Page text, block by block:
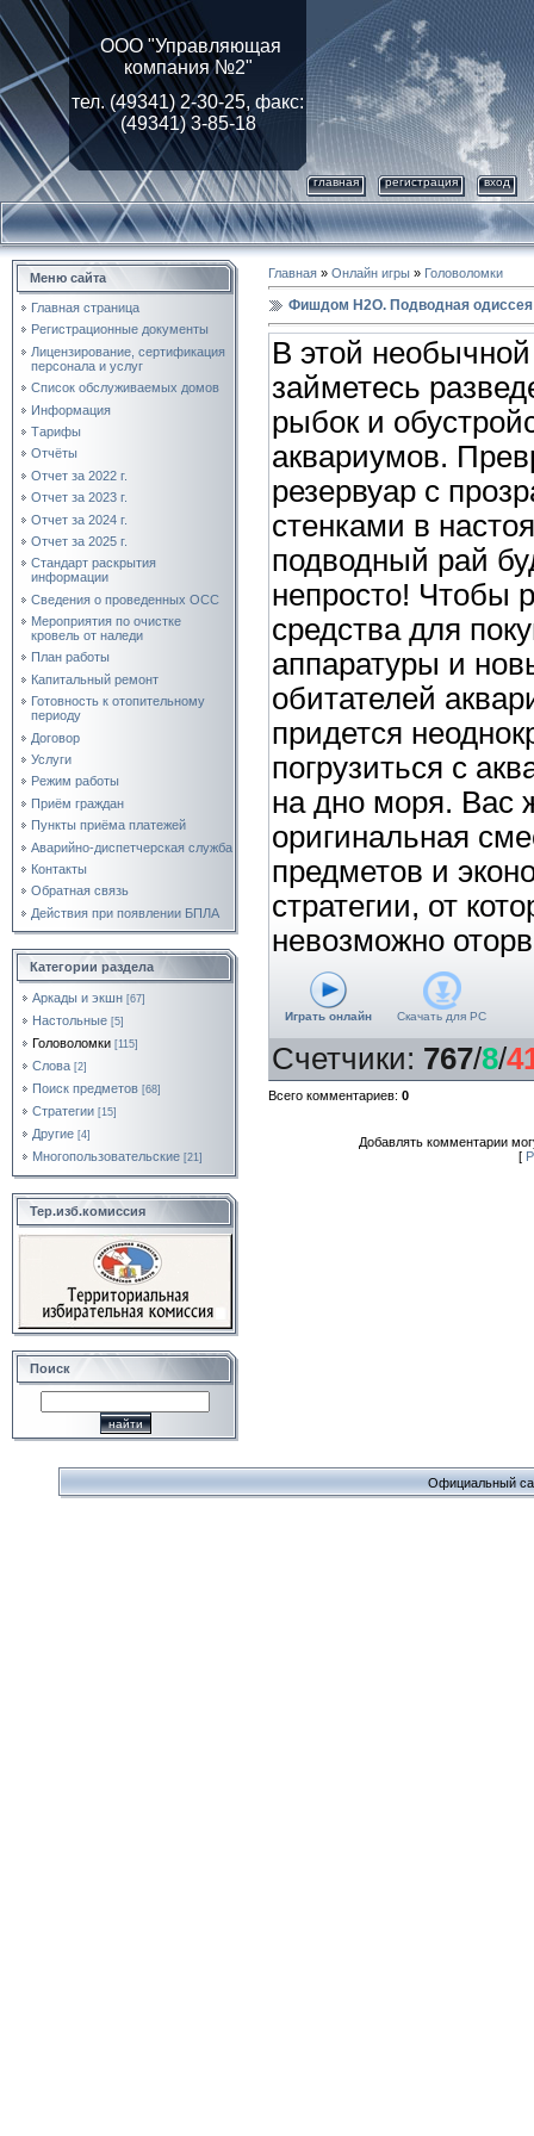
ООО "Управляющая
компания №2"
тел. (49341) 2-30-25, факс:
(49341) 3-85-18
главная регистрация вход
Меню сайта
Главная страница
Регистрационные документы
Лицензирование, cертификация
персонала и услуг
Список обслуживаемых домов
Информация
Тарифы
Отчёты
Отчет за 2022 г.
Отчет за 2023 г.
Отчет за 2024 г.
Отчет за 2025 г.
Стандарт раскрытия
информации
Сведения о проведенных ОСС
Мероприятия по очистке
кровель от наледи
План работы
Капитальный ремонт
Готовность к отопительному
периоду
Договор
Услуги
Режим работы
Приём граждан
Пункты приёма платежей
Аварийно-диспетчерская служба
Контакты
Обратная связь
Действия при появлении БПЛА
Категории раздела
Аркады и экшн [67]
Настольные [5]
Головоломки [115]
Слова [2]
Поиск предметов [68]
Стратегии [15]
Другие [4]
Многопользовательские [21]
Тер.изб.комиссия
Поиск
Главная » Онлайн игры » Головоломки
Фишдом H2O. Подводная одиссея
В этой
займетесь
рыбок и
аквариумов.
резервуар с
стенками в
подводный рай
непросто! Чтобы
средства для
аппаратуры и
обитателей
придется
погрузиться с
на дно моря. Вас
оригинальная
предметов и
стратегии, от
невозможно
Играть онлайн Скачать для PC
Счетчики: 767/8/
Всего комментариев: 0
Добавлять комментарии
[
Официальный сайт